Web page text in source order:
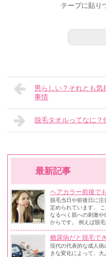
テープに貼り
男らしい？それとも
事情
脱毛タオルってなに？
最新記事
ヘアカラー前後で
脱毛当日や前後日に
定められています。
なるべく肌への刺激や
からです。 例えば脱
糖尿病だと脱毛で
現代の代表的な成人
きな変化によって、